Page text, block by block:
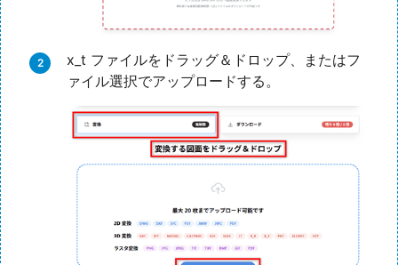
x_t ファイルをドラッグ＆ドロップ、またはフ
ァイル選択でアップロードする。